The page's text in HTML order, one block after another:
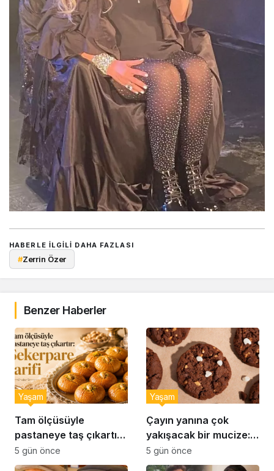
HABERLE ILGILI DAHA FAZLASI
#Zerrin Özer
Benzer Haberler
Tam ölçüsüyle
pastaneye taş çıkartır:
Şekerpare tarifi
Yaşam
5 gün önce
Çayın yanına çok
yakışacak bir mucize:
Brownie tadında ıslak
kurabiye tarifi…
Yaşam
5 gün önce